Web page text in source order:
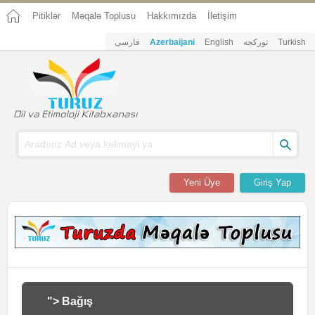
Pitiklər Məqalə Toplusu Hakkımızda İletişim
فارسی Azerbaijani English تورکجه Turkish
Giriş Yap
Yeni Üye
"> Bağış